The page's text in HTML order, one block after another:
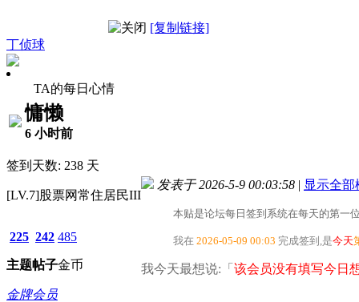
[复制链接]
丁侦球
TA的每日心情
慵懒
6 小时前
签到天数: 238 天
[LV.7]股票网常住居民III
225
主题
242
帖子
485
金币
金牌会员
发表于 2026-5-9 00:03:58 | 显示全部
本贴是论坛每日签到系统在每天的第一
我在 2026-05-09 00:03 完成签到,是今天
我今天最想说:「 该会员没有填写今日